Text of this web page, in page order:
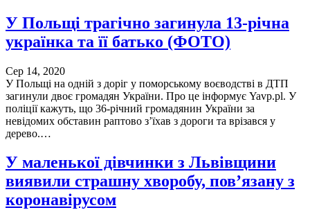
У Польщі трагічно загинула 13-річна
українка та її батько (ФОТО)
Сер 14, 2020
У Польщі на одній з доріг у поморському воєводстві в ДТП
загинули двоє громадян України. Про це інформує Yavp.pl. У
поліції кажуть, що 36-річний громадянин України за
невідомих обставин раптово з’їхав з дороги та врізався у
дерево.…
У маленької дівчинки з Львівщини
виявили страшну хворобу, пов’язану з
коронавірусом